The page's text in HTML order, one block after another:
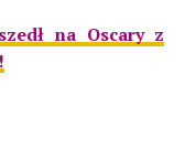
na Oscary z